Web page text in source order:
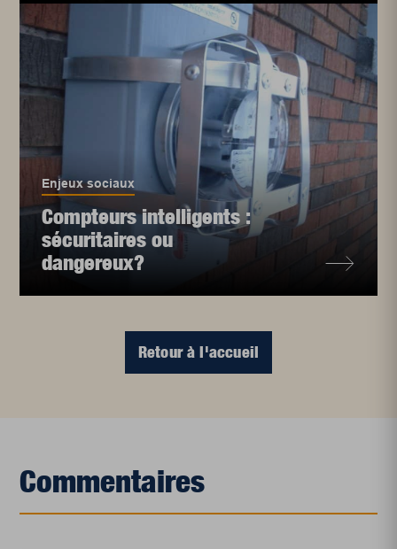
Enjeux sociaux
Compteurs intelligents :
sécuritaires ou
dangereux?
Retour à l'accueil
Commentaires